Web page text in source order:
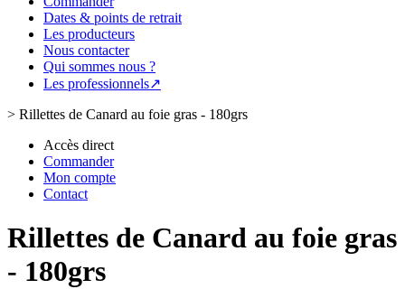
Dates & points de retrait
Les producteurs
Nous contacter
Qui sommes nous ?
Les professionnels↗
> Rillettes de Canard au foie gras - 180grs
Accès direct
Commander
Mon compte
Contact
Rillettes de Canard au foie gras
- 180grs